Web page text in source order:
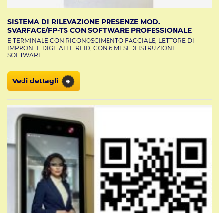
SISTEMA DI RILEVAZIONE PRESENZE MOD.
SVARFACE/FP-TS CON SOFTWARE PROFESSIONALE
E TERMINALE CON RICONOSCIMENTO FACCIALE, LETTORE DI
IMPRONTE DIGITALI E RFID, CON 6 MESI DI ISTRUZIONE
SOFTWARE
Vedi dettagli